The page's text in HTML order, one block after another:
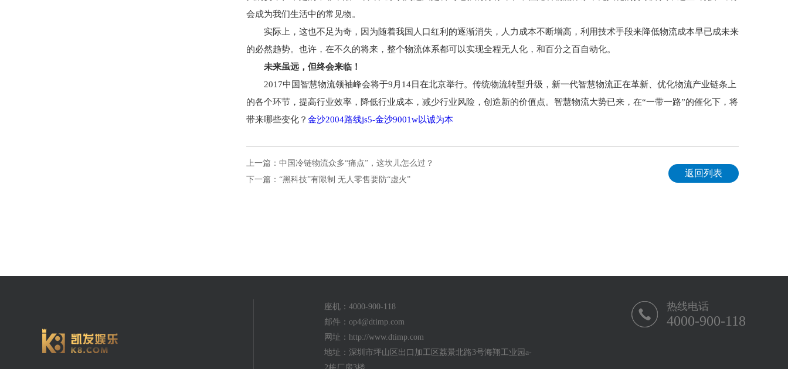
会成为我们生活中的常见物。
实际上，这也不足为奇，因为随着我国人口红利的逐渐消失，人力成本不断增高，利用技术手段来降低物流成本早已成未来
的必然趋势。也许，在不久的将来，整个物流体系都可以实现全程无人化，和百分之百自动化。
未来虽远，但终会来临！
2017中国智慧物流领袖峰会将于9月14日在北京举行。传统物流转型升级，新一代智慧物流正在革新、优化物流产业链条上
的各个环节，提高行业效率，降低行业成本，减少行业风险，创造新的价值点。智慧物流大势已来，在“一带一路”的催化下，将
带来哪些变化？ 金沙2004路线js5-金沙9001w以诚为本
上一篇：中国冷链物流众多“痛点”，这坎儿怎么过？
下一篇：“黑科技”有限制 无人零售要防“虚火”
返回列表
座机：4000-900-118
邮件： op4@dtimp.com
网址：http://www.dtimp.com
地址：深圳市坪山区出口加工区荔景北路3号海翔工业园a-
热线电话
4000-900-118